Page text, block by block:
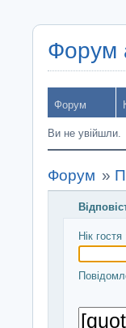
Форум
Форум
Ви не увійшли.
Форум »
Введіть
Нік гостя